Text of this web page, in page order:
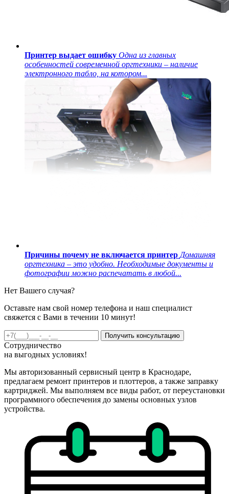
Принтер выдает ошибку Одна из главных
особенностей современной оргтехники – наличие
электронного табло, на котором...
Причины почему не включается принтер Домашняя
оргтехника – это удобно. Необходимые документы и
фотографии можно распечатать в любой...
Нет Вашего случая?
Оставьте нам свой номер телефона и наш специалист
свяжется с Вами в течении 10 минут!
Получить консультацию
Сотрудничество
на выгодных условиях!
Мы авторизованный сервисный центр в Краснодаре,
предлагаем ремонт принтеров и плоттеров, а также заправку
картриджей. Мы выполняем все виды работ, от переустановки
программного обеспечения до замены основных узлов
устройства.